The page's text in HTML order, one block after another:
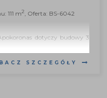
111 m2, Oferta: BS-6042
dotyczy budowy 3
SZCZEGÓŁY